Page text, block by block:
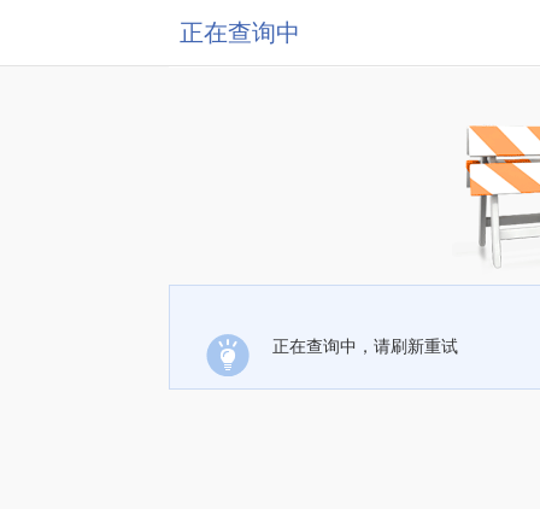
正在查询中
正在查询中，请刷新重试